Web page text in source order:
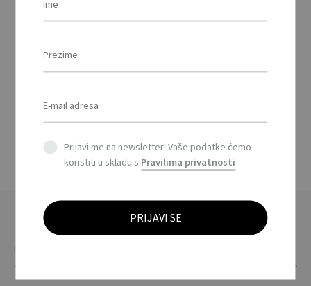
COZIE – Piknik ruksak
za 4 osobe / Picnic
Prijavi me na newsletter! Vaše podatke ćemo
koristiti u skladu s Pravilima privatnosti